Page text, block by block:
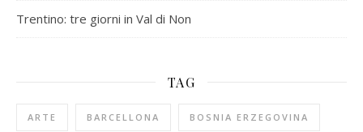
Trentino: tre giorni in Val di Non
TAG
ARTE BARCELLONA BOSNIA ERZEGOVINA